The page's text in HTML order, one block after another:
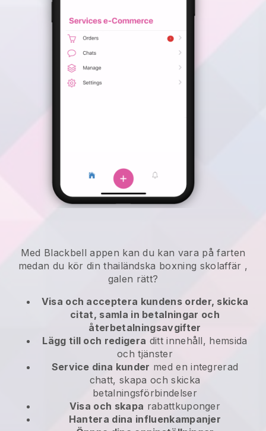
Med Blackbell appen kandu kan vara på farten
medan du kör din thailändska boxning skolaffär ,
galen rätt?
Visa och acceptera kundens order, skicka
citat, samla in betalningar och
återbetalningsavgifter
Lägg till och redigera ditt innehåll, hemsida
och tjänster
Service dina kunder med en integrerad
chatt, skapa och skicka
betalningsförbindelser
Visa och skapa rabattkuponger
Hantera dina influenkampanjer